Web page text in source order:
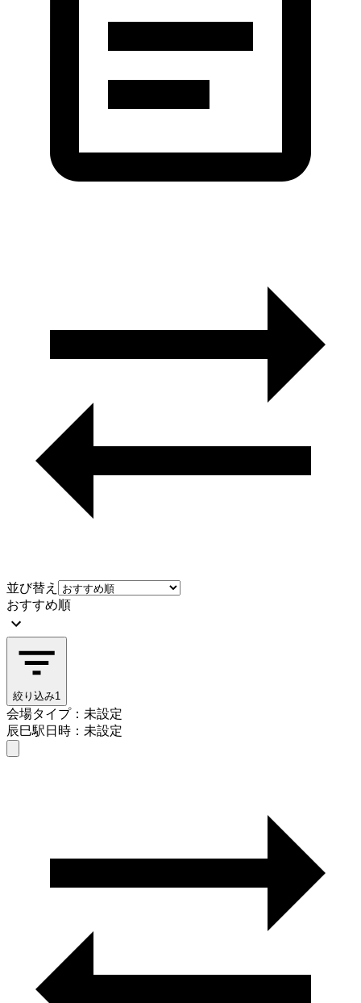
並び替え
おすすめ順
絞り込み1
会場タイプ：未設定
辰巳駅日時：未設定